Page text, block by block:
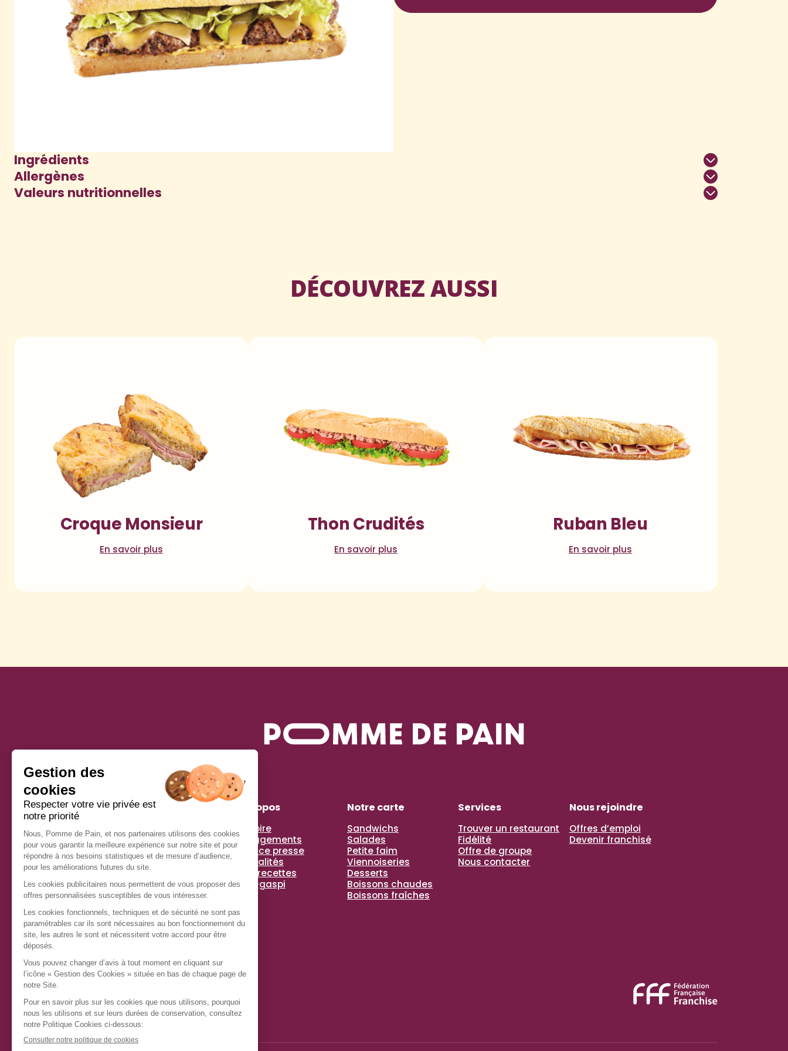
Ingrédients
Allergènes
Valeurs nutritionnelles
DÉCOUVREZ AUSSI
Croque Monsieur
En savoir plus
Thon Crudités
En savoir plus
Ruban Bleu
En savoir plus
Pomme De Pain
Simplicité, générosité, gourmandise et plaisir : voilà
les ingrédients qui nous inspirent !
Chez Pomme de Pain, depuis plus de 40 ans, nous
régalons des millions de clients avec un savoir-
pour rester croustillant et frais.
Nous nous efforçons chaque jour d’allier recettes
de qualité et responsabilité environnementale,
pour que votre plaisir soit complet.
Ingrédients sélectionnés avec exigence, desserts
au fil des saisons : les gourmands ont trouvé leur
adresse !
À propos
Histoire
Engagements
Espace presse
Actualités
Tips recettes
anti-gaspi
Notre carte
Sandwichs
Salades
Petite faim
Viennoiseries
Desserts
Boissons chaudes
Boissons fraîches
Services
Trouver un restaurant
Fidélité
Offre de groupe
Nous contacter
Nous rejoindre
Offres d’emploi
Devenir franchisé
Instagram
TikTok
Facebook
LinkedIn